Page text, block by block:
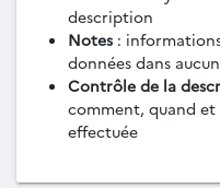
description
Notes :
données dans
Contrôle de la
comment, quand
effectuée